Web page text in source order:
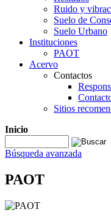
Ruido y
Suelo de
Suelo Urbano
Instituciones
PAOT
Acervo
Contactos
Sitios
Inicio
Búsqueda avanzada
PAOT